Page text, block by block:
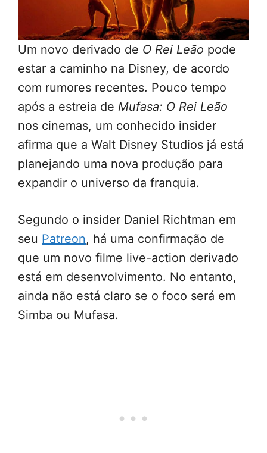
Um novo derivado de O Rei Leão pode
estar a caminho na Disney, de acordo
com rumores recentes. Pouco tempo
após a estreia de Mufasa: O Rei Leão
nos cinemas, um conhecido insider
afirma que a Walt Disney Studios já está
planejando uma nova produção para
expandir o universo da franquia.
Segundo o insider Daniel Richtman em
seu Patreon, há uma confirmação de
que um novo filme live-action derivado
está em desenvolvimento. No entanto,
ainda não está claro se o foco será em
Simba ou Mufasa.